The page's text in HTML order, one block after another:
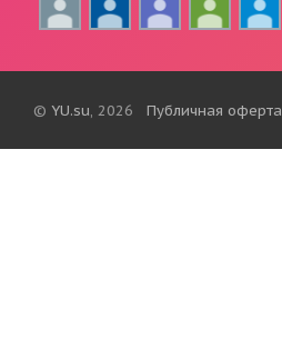
© YU.su, 2026 Публичная оферта